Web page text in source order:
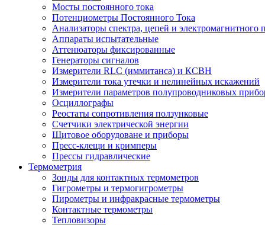
Мосты постоянного тока
Потенциометры Постоянного Тока
Анализаторы спектра, цепей и электромагнитного
Аппараты испытательные
Аттенюаторы фиксированные
Генераторы сигналов
Измерители RLC (иммитанса) и КСВН
Измерители тока утечки и нелинейных искажений
Измерители параметров полупроводниковых
Осциллографы
Реостаты сопротивления ползунковые
Счетчики электрической энергии
Щитовое оборудоване и приборы
Пресс-клещи и кримперы
Прессы гидравлические
Термометрия
Зонды для контактных термометров
Гигрометры и термогигрометры
Пирометры и инфракрасные термометры
Контактные термометры
Тепловизоры